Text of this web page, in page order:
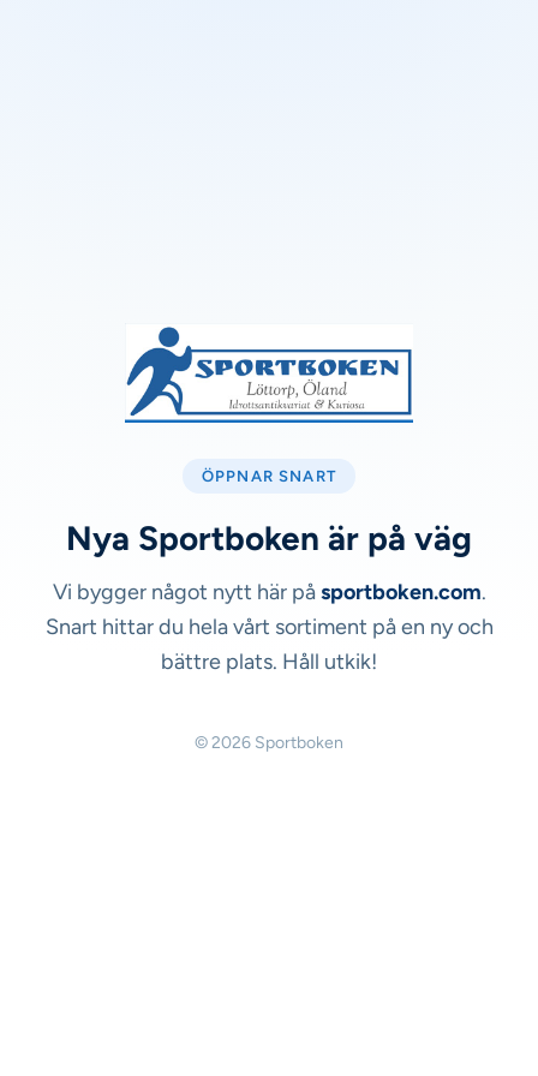
ÖPPNAR SNART
Nya Sportboken är på väg
Vi bygger något nytt här påsportboken.com.
Snart hittar du hela vårt sortiment på en ny och
bättre plats. Håll utkik!
© 2026 Sportboken